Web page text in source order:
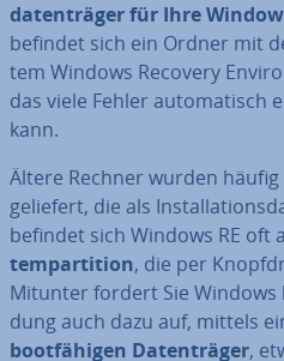
da­ten­trä­ger für Ihre
befindet sich ein Ordner mit
tem Windows Recovery
das viele Fehler au­to­ma­tisch
kann.
Ältere Rechner wurden
geliefert, die als
befindet sich Windows RE oft
tem­par­ti­ti­on, die per
Mitunter fordert Sie
dung auch dazu auf, mittels
boot­fä­hi­gen Da­ten­trä­ger,